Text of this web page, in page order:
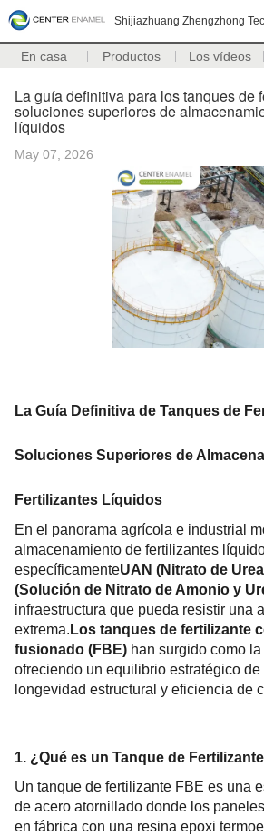
Shijiazhuang Zhengzhong
En casa Productos Los vídeos
La guía definitiva para los tanques de
soluciones superiores de
líquidos
May 07, 2026
La Guía Definitiva de Tanques de
Soluciones Superiores de
Fertilizantes Líquidos
En el panorama agrícola e industrial
almacenamiento de fertilizantes
específicamenteUAN (Nitrato de
(Solución de Nitrato de Amonio y
infraestructura que pueda resistir una
extrema. Los tanques de fertilizante
fusionado (FBE) han surgido como
ofreciendo un equilibrio estratégico
longevidad estructural y eficiencia de
1. ¿Qué es un Tanque de
Un tanque de fertilizante FBE es una
de acero atornillado donde los
en fábrica con una resina epoxi